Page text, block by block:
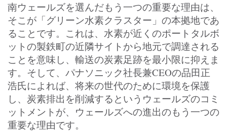
南ウェールズを選んだもう一つの重要な理由は、
そこが「グリーン水素クラスター」の本拠地であ
ることです。これは、水素が近くのポートタルボ
ットの製鉄町の近隣サイトから地元で調達される
ことを意味し、輸送の炭素足跡を最小限に抑えま
す。そして、パナソニック社長兼CEOの品田正
浩氏によれば、将来の世代のために環境を保護
し、炭素排出を削減するというウェールズのコミ
ットメントが、ウェールズへの進出のもう一つの
重要な理由です。